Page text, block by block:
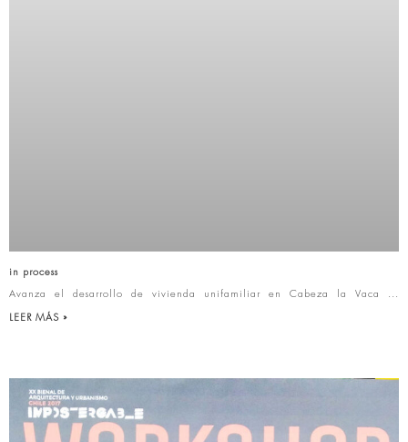
in process
Avanza el desarrollo de vivienda unifamiliar en Cabeza la Vaca
LEER MÁS »